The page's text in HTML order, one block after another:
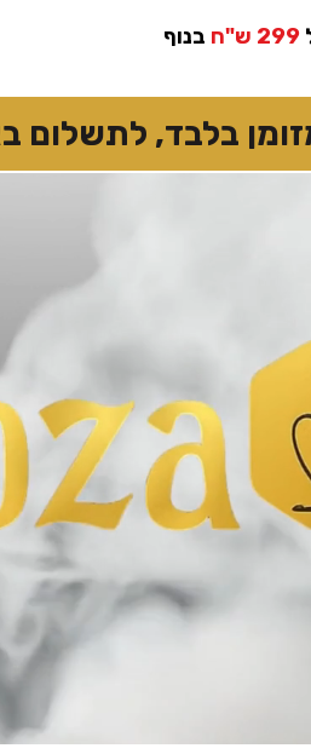
299 ש"ח
בנוף
בלבד, לתשלום באשראי